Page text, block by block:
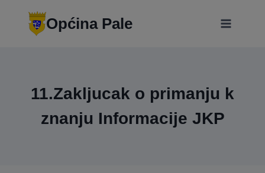
Općina Pale
11.Zakljucak o primanju k
znanju Informacije JKP